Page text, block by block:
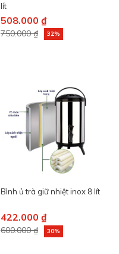
lít
508.000 ₫
750.000 ₫ 32%
Bình ủ trà giữ nhiệt inox 8 lít
422.000 ₫
600.000 ₫ 30%